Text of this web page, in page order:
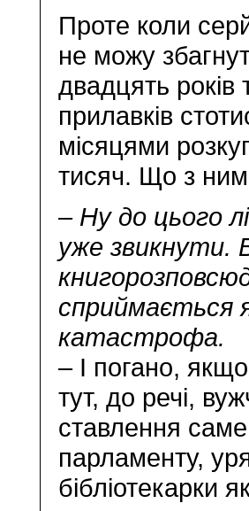
Проте коли
не можу
двадцять років
прилавків
місяцями
тисяч. Що з
– Ну до цього
уже звикнути.
сприймається
катастрофа.
– І погано,
тут, до речі,
ставлення
парламенту,
бібліотекарки